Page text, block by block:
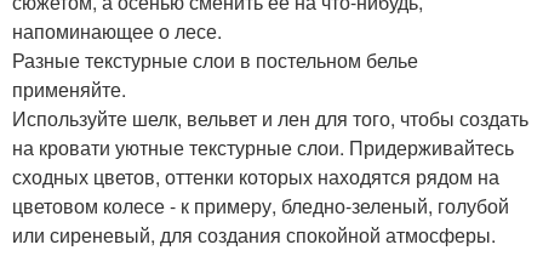
напоминающее о лесе.
Разные текстурные слои в постельном белье
применяйте.
Используйте шелк, вельвет и лен для того, чтобы создать
на кровати уютные текстурные слои. Придерживайтесь
сходных цветов, оттенки которых находятся рядом на
цветовом колесе - к примеру, бледно-зеленый, голубой
или сиреневый, для создания спокойной атмосферы.